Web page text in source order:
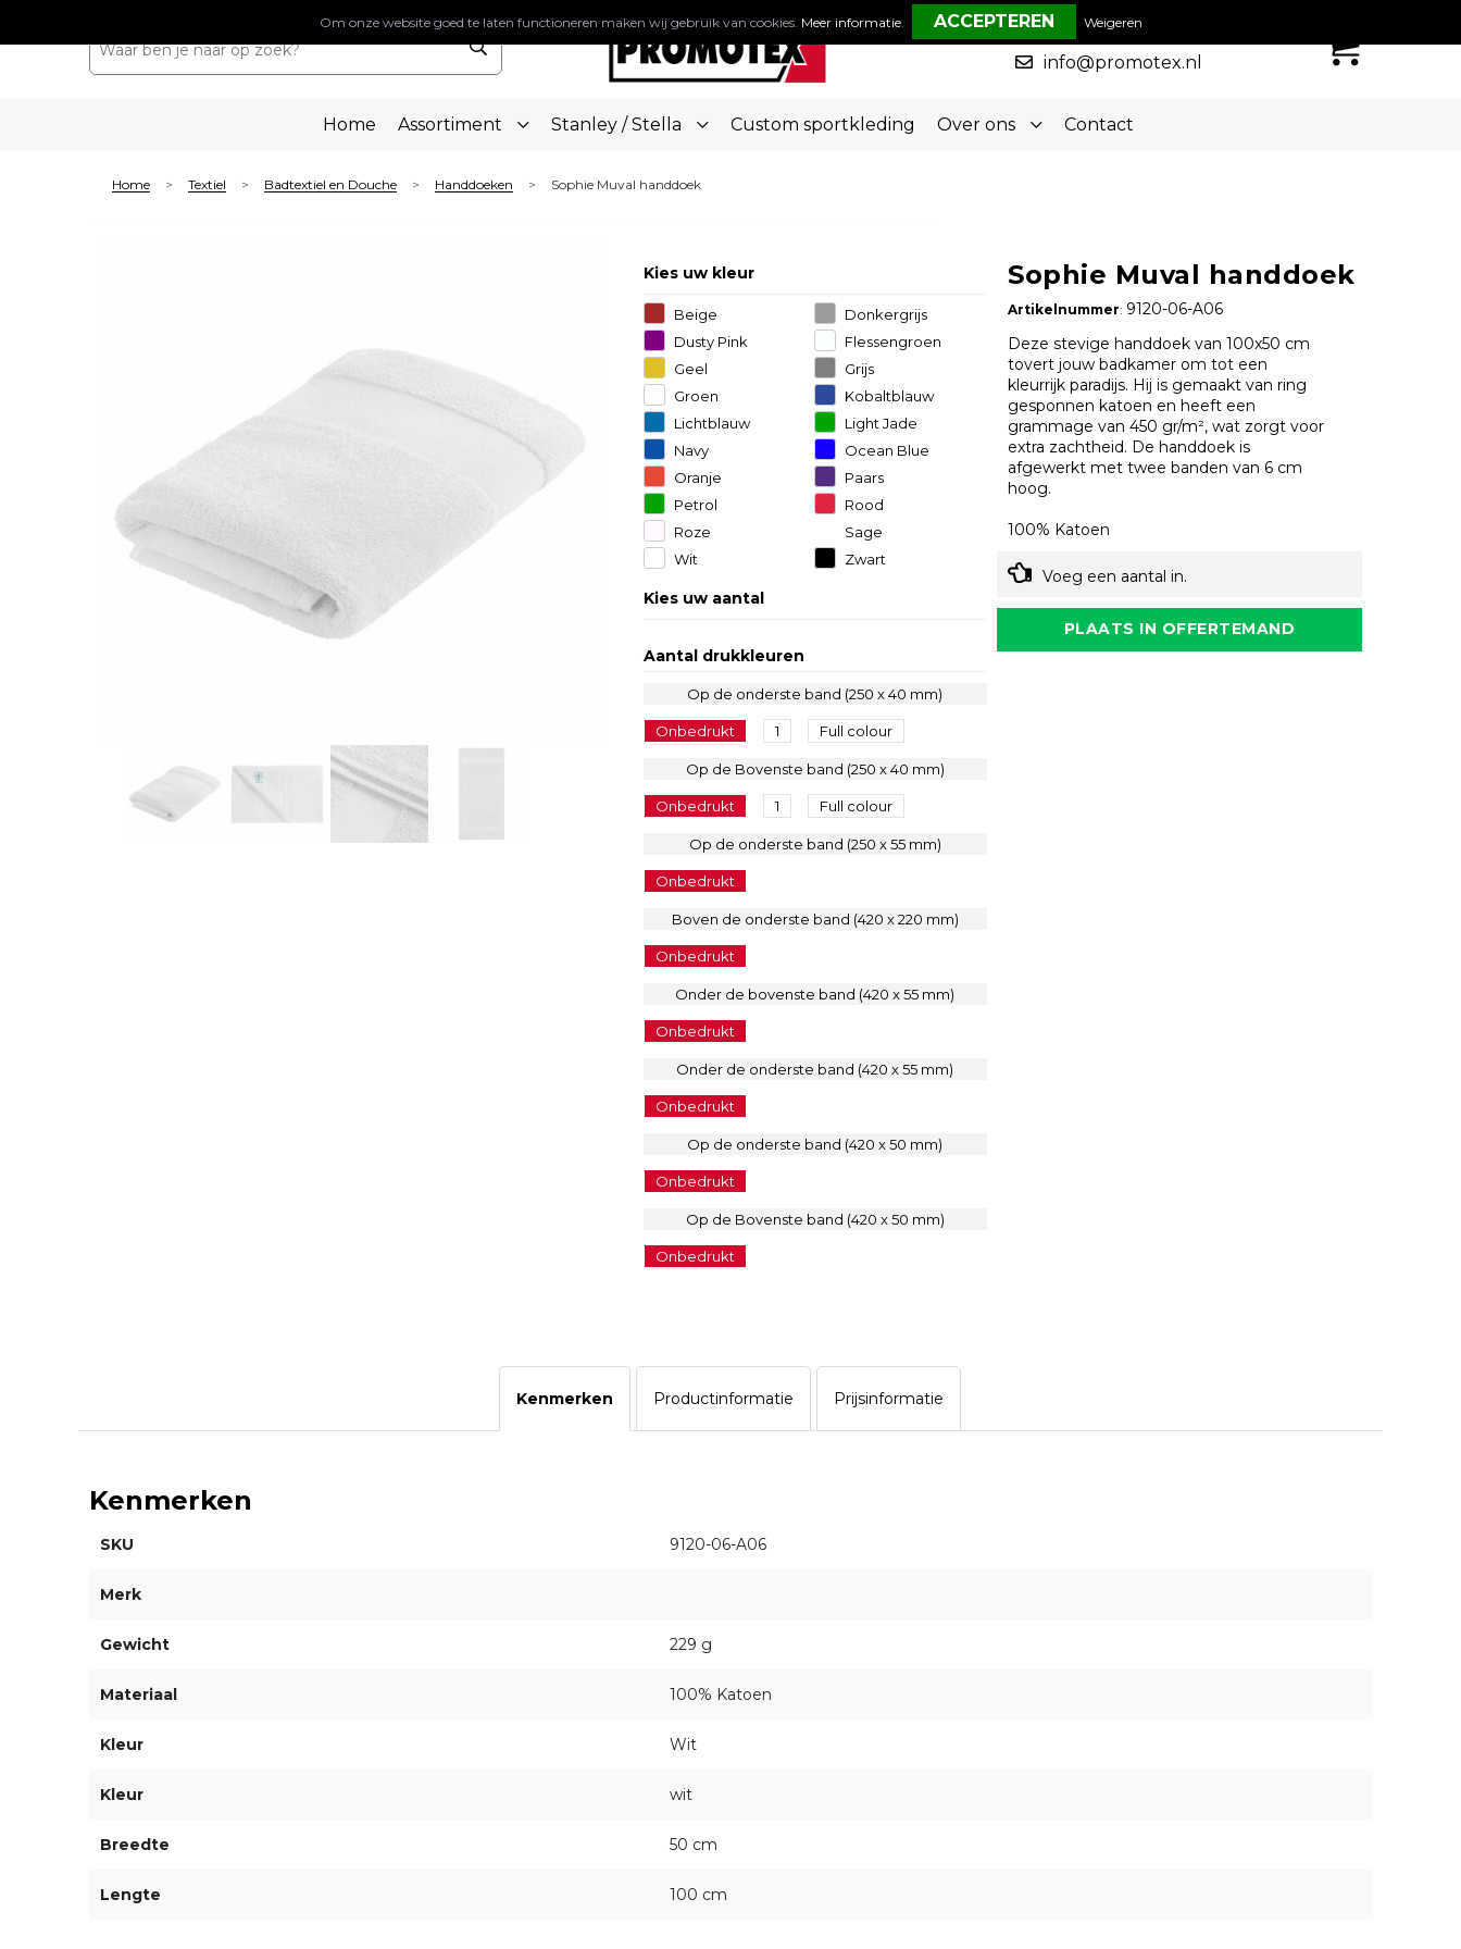
050-5773636
info@promotex.nl
Home Assortiment Stanley / Stella Custom sportkleding Over ons Contact
Home > Textiel > Badtextiel en Douche > Handdoeken > Sophie Muval handdoek
Kies uw kleur
Beige
Donkergrijs
Dusty Pink
Flessengroen
Geel
Grijs
Groen
Kobaltblauw
Lichtblauw
Light Jade
Navy
Ocean Blue
Oranje
Paars
Petrol
Rood
Roze
Sage
Wit
Zwart
Kies uw aantal
Aantal drukkleuren
Op de onderste band (250 x 40 mm)
Onbedrukt 1 Full colour
Op de Bovenste band (250 x 40 mm)
Onbedrukt 1 Full colour
Op de onderste band (250 x 55 mm)
Onbedrukt
Boven de onderste band (420 x 220 mm)
Onbedrukt
Onder de bovenste band (420 x 55 mm)
Onbedrukt
Onder de onderste band (420 x 55 mm)
Onbedrukt
Op de onderste band (420 x 50 mm)
Onbedrukt
Op de Bovenste band (420 x 50 mm)
Onbedrukt
Sophie Muval handdoek
Artikelnummer: 9120-06-A06
Deze stevige handdoek van 100x50 cm
tovert jouw badkamer om tot een
kleurrijk paradijs. Hij is gemaakt van ring
gesponnen katoen en heeft een
grammage van 450 gr/m², wat zorgt voor
extra zachtheid. De handdoek is
afgewerkt met twee banden van 6 cm
hoog.
100% Katoen
Voeg een aantal in.
PLAATS IN OFFERTEMAND
Kenmerken Productinformatie Prijsinformatie
Kenmerken
SKU 9120-06-A06
Merk
Gewicht 229 g
Materiaal 100% Katoen
Kleur Wit
Kleur wit
Breedte 50 cm
Lengte 100 cm
Om onze website goed te laten functioneren maken wij gebruik van cookies. Meer informatie. Weigeren